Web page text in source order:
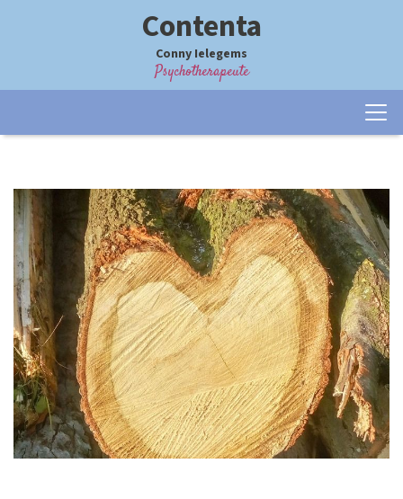
Contenta
Conny Ielegems
Psychotherapeute